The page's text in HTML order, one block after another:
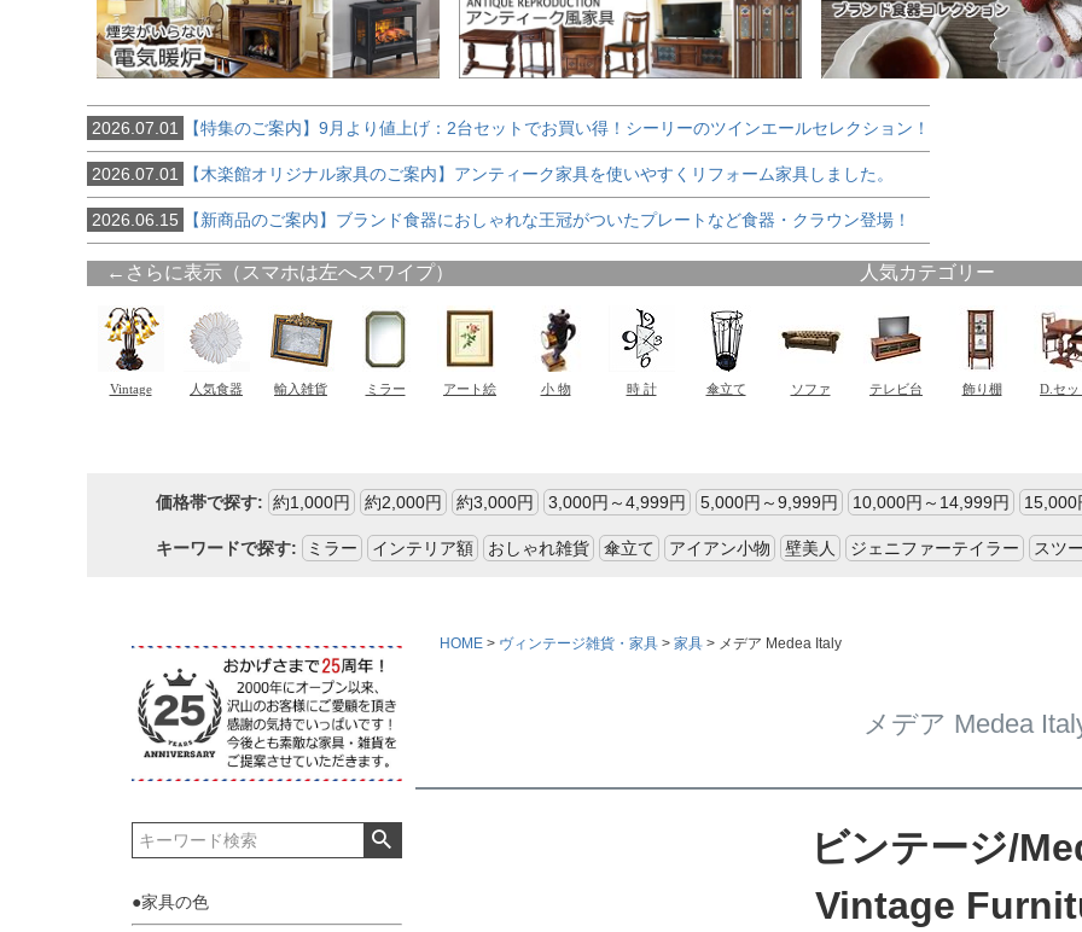
2026.07.01 【特集のご案内】9月より値上げ：2台セットでお買い得！シーリーのツインエールセレクション！
2026.07.01 【木楽館オリジナル家具のご案内】アンティーク家具を使いやすくリフォーム家具しました。
2026.06.15 【新商品のご案内】ブランド食器におしゃれな王冠がついたプレートなど食器・クラウン登場！
価格帯で探す: 約1,000円 約2,000円 約3,000円 3,000円～4,999円 5,000円～9,999円 10,000円～14,999円 15,000
キーワードで探す: ミラー インテリア額 おしゃれ雑貨 傘立て アイアン小物 壁美人 ジェニファーテイラー スツ
●家具の色
HOME ヴィンテージ雑貨・家具 家具 メデア Medea Italy
メデア Medea
ビンテージ/
Vintage